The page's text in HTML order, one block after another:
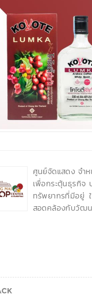
ศูนย์จัดแสดง จำห
เพื่อกระตุ้นธุรกิจ
ทรัพยากรที่มีอยู่
สอดคล้องกับวัฒน